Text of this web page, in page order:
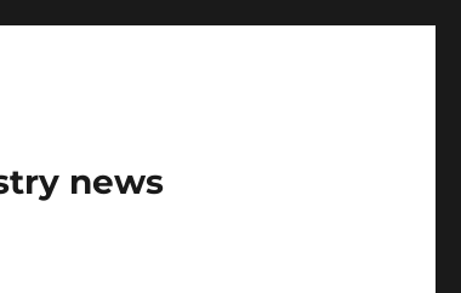
news